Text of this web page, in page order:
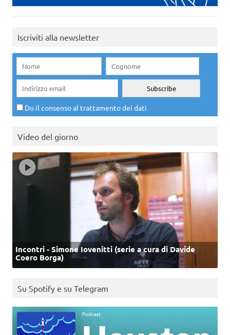
Iscriviti alla newsletter
Do il consenso al trattamento dei dati
Video del giorno
Incontri - Simone Iovenitti (serie a cura di Davide
Coero Borga)
Su Spotify e su Telegram